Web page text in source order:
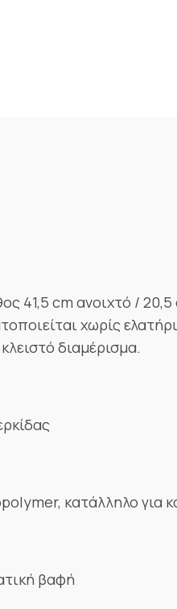
41,5 cm ανοιχτό /
χωρίς
διαμέρισμα.
κατάλληλο για
βαφή